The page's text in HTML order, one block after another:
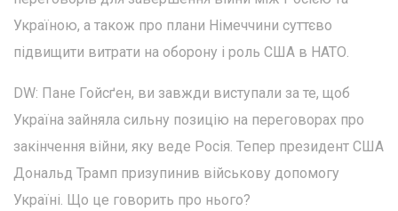
Україною, а також про плани Німеччини суттєво
підвищити витрати на оборону і роль США в НАТО.
DW: Пане Гойсґен, ви завжди виступали за те, щоб
Україна зайняла сильну позицію на переговорах про
закінчення війни, яку веде Росія. Тепер президент США
Дональд Трамп призупинив військову допомогу
Україні. Що це говорить про нього?